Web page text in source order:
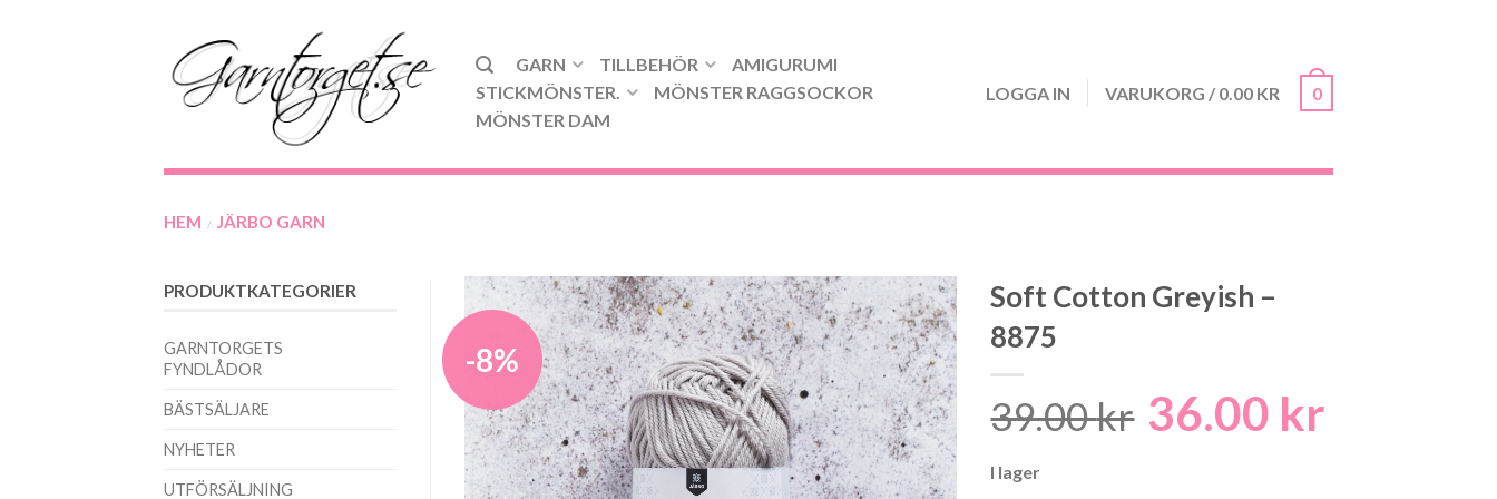
GARN TILLBEHÖR
AMIGURUMI
STICKMÖNSTER.
MÖNSTER RAGGSOCKOR
MÖNSTER DAM
LOGGA IN VARUKORG / 0.00 KR 0
HEM / JÄRBO GARN
PRODUKTKATEGORIER
GARNTORGETS
FYNDLÅDOR
BÄSTSÄLJARE
NYHETER
UTFÖRSÄLJNING
-8%
Soft Cotton Greyish –
8875
39.00kr Det
36.00 kr
I lager